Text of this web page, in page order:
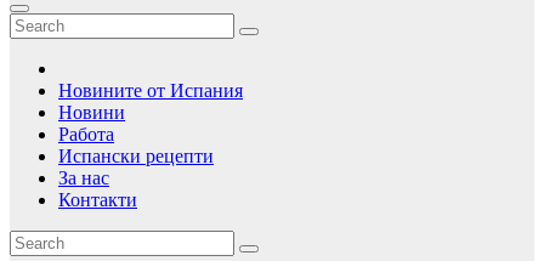
Новините от Испания
Новини
Работа
Испански рецепти
За нас
Контакти